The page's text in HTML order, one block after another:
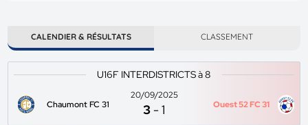
CALENDIER & RÉSULTATS CLASSEMENT
U16F INTERDISTRICTS à 8
Chaumont FC 31
20/09/2025
3 -1 Ouest 52 FC 31